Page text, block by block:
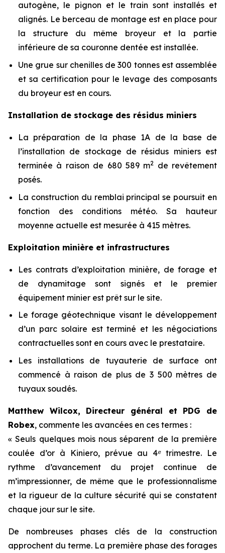
autogène, le pignon et le train sont installés et
alignés. Le berceau de montage est en place pour
la structure du même broyeur et la partie
inférieure de sa couronne dentée est installée.
Une grue sur chenilles de 300 tonnes est assemblée
et sa certification pour le levage des composants
du broyeur est en cours.
Installation de stockage des résidus miniers
La préparation de la phase 1A de la base de
l’installation de stockage de résidus miniers est
terminée à raison de 680 589 m2 de revêtement
posés.
La construction du remblai principal se poursuit en
fonction des conditions météo. Sa hauteur
moyenne actuelle est mesurée à 415 mètres.
Exploitation minière et infrastructures
Les contrats d’exploitation minière, de forage et
de dynamitage sont signés et le premier
équipement minier est prêt sur le site.
Le forage géotechnique visant le développement
d’un parc solaire est terminé et les négociations
contractuelles sont en cours avec le prestataire.
Les installations de tuyauterie de surface ont
commencé à raison de plus de 3 500 mètres de
tuyaux soudés.
Matthew Wilcox, Directeur général et PDG de
Robex, commente les avancées en ces termes :
« Seuls quelques mois nous séparent de la première
coulée d’or à Kiniero, prévue au 4ᵉ trimestre. Le
rythme d’avancement du projet continue de
m’impressionner, de même que le professionnalisme
et la rigueur de la culture sécurité qui se constatent
chaque jour sur le site.
De nombreuses phases clés de la construction
approchent du terme. La première phase des forages